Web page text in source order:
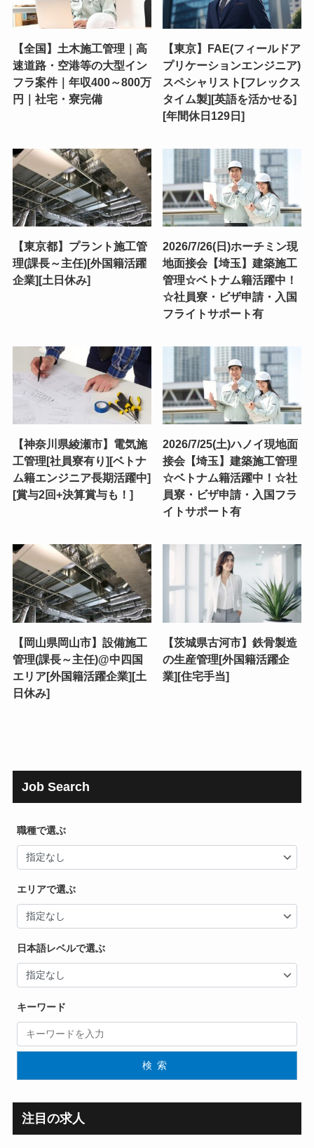
【全国】土木施工管理｜高
速道路・空港等の大型イン
フラ案件｜年収400～800万
円｜社宅・寮完備
【東京】FAE(フィールドア
プリケーションエンジニア)
スペシャリスト[フレックス
タイム製][英語を活かせる]
[年間休日129日]
【東京都】プラント施工管
理(課長～主任)[外国籍活躍
企業][土日休み]
2026/7/26(日)ホーチミン現
地面接会【埼玉】建築施工
管理☆ベトナム籍活躍中！
☆社員寮・ビザ申請・入国
フライトサポート有
【神奈川県綾瀬市】電気施
工管理[社員寮有り][ベトナ
ム籍エンジニア長期活躍中]
[賞与2回+決算賞与も！]
2026/7/25(土)ハノイ現地面
接会【埼玉】建築施工管理
☆ベトナム籍活躍中！☆社
員寮・ビザ申請・入国フラ
イトサポート有
【岡山県岡山市】設備施工
管理(課長～主任)@中四国
エリア[外国籍活躍企業][土
日休み]
【茨城県古河市】鉄骨製造
の生産管理[外国籍活躍企
業][住宅手当]
Job Search
職種で選ぶ
エリアで選ぶ
日本語レベルで選ぶ
キーワード
検索
注目の求人